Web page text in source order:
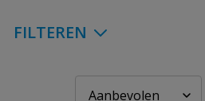
FILTEREN